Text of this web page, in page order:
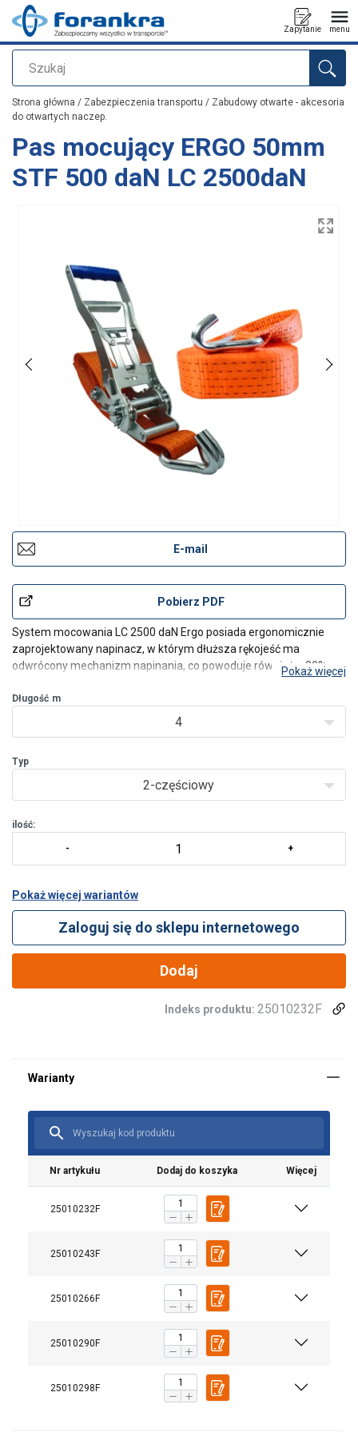
Szukaj
Zapytanie menu
Dodano do zapytania
Strona główna / Zabezpieczenia transportu / Zabudowy otwarte - akcesoria
do otwartych naczep.
Pas mocujący ERGO 50mm
STF 500 daN LC 2500daN
E-mail
Pobierz PDF
System mocowania LC 2500 daN Ergo posiada ergonomicznie
zaprojektowany napinacz, w którym dłuższa rękojeść ma
odwrócony mechanizm napinania, co powoduje również o 30%
mocowaniami. Dzięki zastosowaniu systemu Ergo można
Pokaż więcej
Długość m
4
Typ
2-częściowy
ilość:
Pokaż więcej wariantów
Zaloguj się do sklepu internetowego
Dodaj
Indeks produktu: 25010232F
Nr artykułu Dodaj do koszyka Więcej
25010232F
25010243F
25010266F
25010290F
25010298F